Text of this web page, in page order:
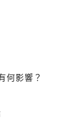
何影響？